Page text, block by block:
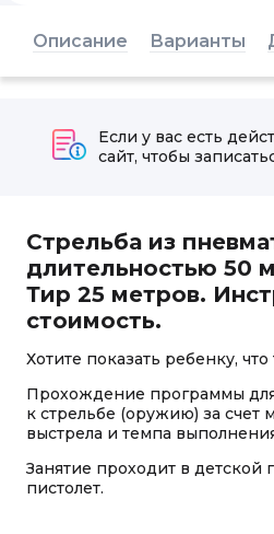
Описание Варианты
Если у вас есть
сайт, чтобы
Стрельба из
длительностью 50
Тир 25 метров.
стоимость.
Хотите показать ребенку,
Прохождение программы для
к стрельбе (оружию) за счет
выстрела и темпа
Занятие проходит в детской
пистолет.